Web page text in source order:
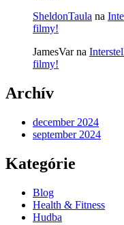
SheldonTaula na
filmy!
JamesVarna
filmy!
Archív
december 2024
september 2024
Kategórie
Blog
Health & Fitness
Hudba